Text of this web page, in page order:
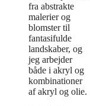
fra abstrakte
malerier og
blomster til
fantasifulde
landskaber, og
jeg arbejder
både i akryl og
kombinationer
af akryl og olie.